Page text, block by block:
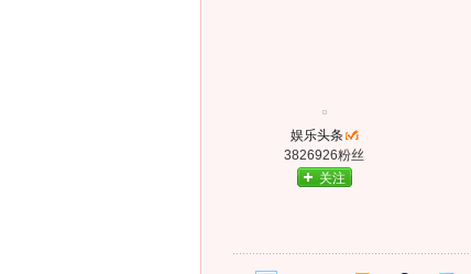
娱乐头条
3826926粉丝
关注